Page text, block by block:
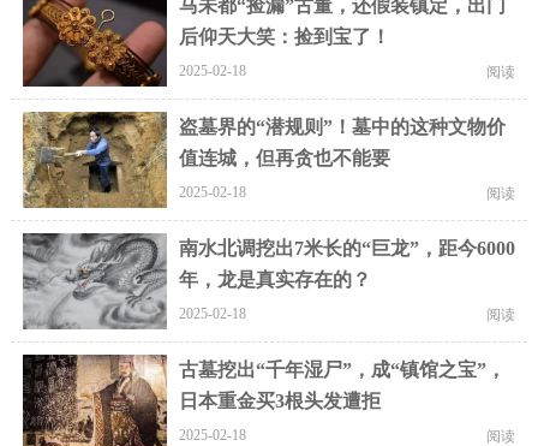
马未都“捡漏”古董，还假装镇定，出门
后仰天大笑：捡到宝了！
2025-02-18 阅读
盗墓界的“潜规则”！墓中的这种文物价
值连城，但再贪也不能要
2025-02-18 阅读
南水北调挖出7米长的“巨龙”，距今6000
年，龙是真实存在的？
2025-02-18 阅读
古墓挖出“千年湿尸”，成“镇馆之宝”，
日本重金买3根头发遭拒
2025-02-18 阅读